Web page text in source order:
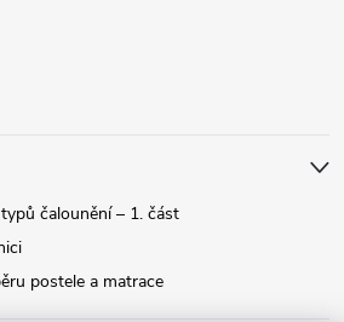
čalounění – 1. část
postele a matrace